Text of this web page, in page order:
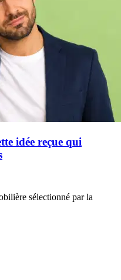
idée reçue qui
sélectionné par la